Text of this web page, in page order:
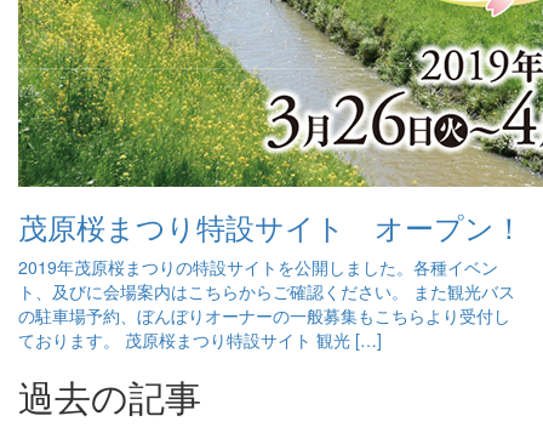
茂原桜まつり特設サイト オープン！
2019年茂原桜まつりの特設サイトを公開しました。各種イベン
ト、及びに会場案内はこちらからご確認ください。 また観光バス
の駐車場予約、ぼんぼりオーナーの一般募集もこちらより受付し
ております。 茂原桜まつり特設サイト 観光 […]
過去の記事